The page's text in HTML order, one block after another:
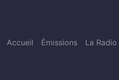
Accueil Émissions La Radio